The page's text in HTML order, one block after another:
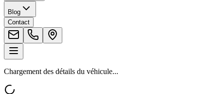
Blog
Contact
Chargement des détails du véhicule...